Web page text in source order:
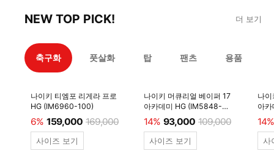
NEW TOP PICK! 더 보기
축구화 풋살화 탑 팬츠 용품
나이키 티엠포 리게라 프로
HG (IM6960-100)
6% 159,000 169,000
사이즈 보기
나이키 머큐리얼 베이퍼 17
아카데미 HG (IM5848-
600)
14% 93,000 109,000
사이즈 보기
나
아
14%
사